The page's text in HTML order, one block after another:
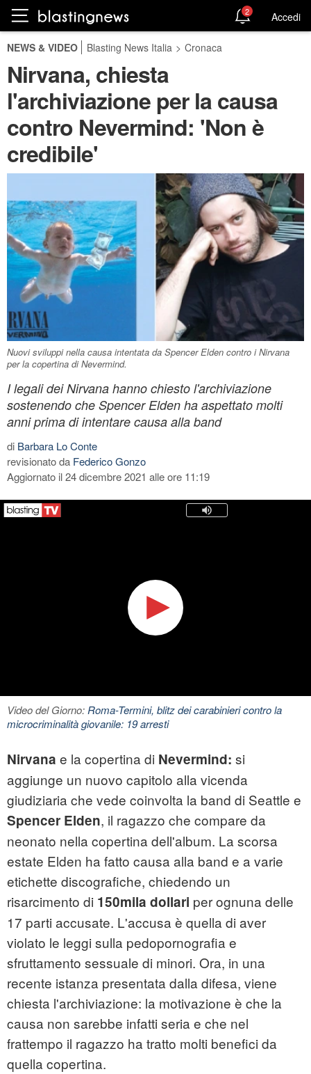
2 Accedi
NEWS & VIDEO Blasting News Italia > Cronaca
Nirvana, chiesta
l'archiviazione per la causa
contro Nevermind: 'Non è
credibile'
Nuovi sviluppi nella causa intentata da Spencer Elden contro i Nirvana
per la copertina di Nevermind.
I legali dei Nirvana hanno chiesto l'archiviazione
sostenendo che Spencer Elden ha aspettato molti
anni prima di intentare causa alla band
di Barbara Lo Conte
revisionato da Federico Gonzo
Aggiornato il 24 dicembre 2021 alle ore 11:19
Video del Giorno:Roma-Termini, blitz dei carabinieri contro la
microcriminalità giovanile: 19 arresti
Nirvana e la copertina di Nevermind: si
aggiunge un nuovo capitolo alla vicenda
giudiziaria che vede coinvolta la band di Seattle e
Spencer Elden, il ragazzo che compare da
neonato nella copertina dell'album. La scorsa
estate Elden ha fatto causa alla band e a varie
etichette discografiche, chiedendo un
risarcimento di 150mila dollari per ognuna delle
17 parti accusate. L'accusa è quella di aver
violato le leggi sulla pedopornografia e
sfruttamento sessuale di minori. Ora, in una
recente istanza presentata dalla difesa, viene
chiesta l'archiviazione: la motivazione è che la
causa non sarebbe infatti seria e che nel
frattempo il ragazzo ha tratto molti benefici da
quella copertina.